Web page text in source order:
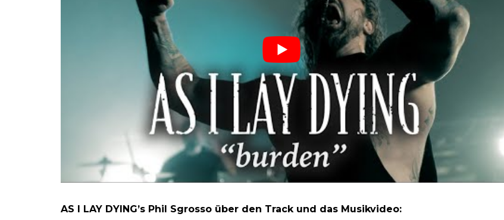
AS I LAY DYING’s Phil Sgrosso über den Track und das Musikvideo: